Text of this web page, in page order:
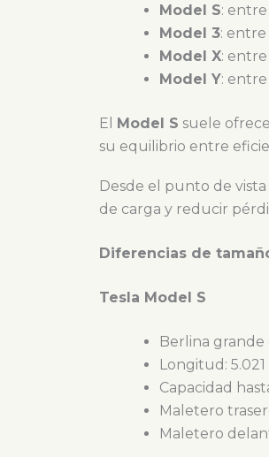
Model S:
Model 3:
Model X:
Model Y:
El Model S suele
su equilibrio entre
Desde el punto de
de carga y reducir
Diferencias de
Tesla Model S
Berlina grande
Longitud:
Capacidad
Maletero
Maletero